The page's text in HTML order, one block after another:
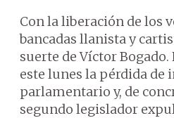
Con la liberación de los
bancadas llanista y
suerte de Víctor Bogado.
este lunes la pérdida de
parlamentario y, de
segundo legislador